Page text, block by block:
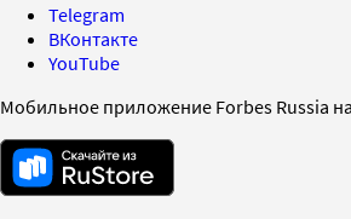
Telegram
ВКонтакте
YouTube
Мобильное приложение Forbes Russia